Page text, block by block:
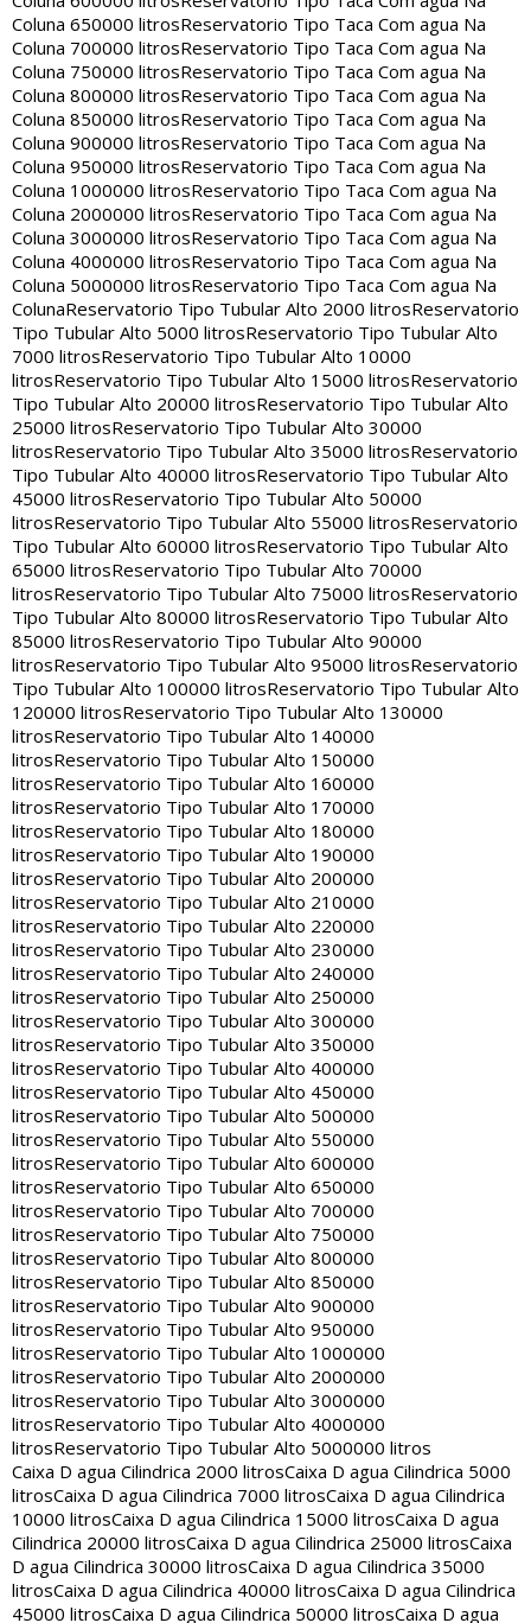
Coluna 650000 litrosReservatorio Tipo Taca Com agua Na
Coluna 700000 litrosReservatorio Tipo Taca Com agua Na
Coluna 750000 litrosReservatorio Tipo Taca Com agua Na
Coluna 800000 litrosReservatorio Tipo Taca Com agua Na
Coluna 850000 litrosReservatorio Tipo Taca Com agua Na
Coluna 900000 litrosReservatorio Tipo Taca Com agua Na
Coluna 950000 litrosReservatorio Tipo Taca Com agua Na
Coluna 1000000 litrosReservatorio Tipo Taca Com agua Na
Coluna 2000000 litrosReservatorio Tipo Taca Com agua Na
Coluna 3000000 litrosReservatorio Tipo Taca Com agua Na
Coluna 4000000 litrosReservatorio Tipo Taca Com agua Na
Coluna 5000000 litrosReservatorio Tipo Taca Com agua Na
ColunaReservatorio Tipo Tubular Alto 2000 litrosReservatorio
Tipo Tubular Alto 5000 litrosReservatorio Tipo Tubular Alto
7000 litrosReservatorio Tipo Tubular Alto 10000
litrosReservatorio Tipo Tubular Alto 15000 litrosReservatorio
Tipo Tubular Alto 20000 litrosReservatorio Tipo Tubular Alto
25000 litrosReservatorio Tipo Tubular Alto 30000
litrosReservatorio Tipo Tubular Alto 35000 litrosReservatorio
Tipo Tubular Alto 40000 litrosReservatorio Tipo Tubular Alto
45000 litrosReservatorio Tipo Tubular Alto 50000
litrosReservatorio Tipo Tubular Alto 55000 litrosReservatorio
Tipo Tubular Alto 60000 litrosReservatorio Tipo Tubular Alto
65000 litrosReservatorio Tipo Tubular Alto 70000
litrosReservatorio Tipo Tubular Alto 75000 litrosReservatorio
Tipo Tubular Alto 80000 litrosReservatorio Tipo Tubular Alto
85000 litrosReservatorio Tipo Tubular Alto 90000
litrosReservatorio Tipo Tubular Alto 95000 litrosReservatorio
Tipo Tubular Alto 100000 litrosReservatorio Tipo Tubular Alto
120000 litrosReservatorio Tipo Tubular Alto 130000
litrosReservatorio Tipo Tubular Alto 140000
litrosReservatorio Tipo Tubular Alto 150000
litrosReservatorio Tipo Tubular Alto 160000
litrosReservatorio Tipo Tubular Alto 170000
litrosReservatorio Tipo Tubular Alto 180000
litrosReservatorio Tipo Tubular Alto 190000
litrosReservatorio Tipo Tubular Alto 200000
litrosReservatorio Tipo Tubular Alto 210000
litrosReservatorio Tipo Tubular Alto 220000
litrosReservatorio Tipo Tubular Alto 230000
litrosReservatorio Tipo Tubular Alto 240000
litrosReservatorio Tipo Tubular Alto 250000
litrosReservatorio Tipo Tubular Alto 300000
litrosReservatorio Tipo Tubular Alto 350000
litrosReservatorio Tipo Tubular Alto 400000
litrosReservatorio Tipo Tubular Alto 450000
litrosReservatorio Tipo Tubular Alto 500000
litrosReservatorio Tipo Tubular Alto 550000
litrosReservatorio Tipo Tubular Alto 600000
litrosReservatorio Tipo Tubular Alto 650000
litrosReservatorio Tipo Tubular Alto 700000
litrosReservatorio Tipo Tubular Alto 750000
litrosReservatorio Tipo Tubular Alto 800000
litrosReservatorio Tipo Tubular Alto 850000
litrosReservatorio Tipo Tubular Alto 900000
litrosReservatorio Tipo Tubular Alto 950000
litrosReservatorio Tipo Tubular Alto 1000000
litrosReservatorio Tipo Tubular Alto 2000000
litrosReservatorio Tipo Tubular Alto 3000000
litrosReservatorio Tipo Tubular Alto 4000000
litrosReservatorio Tipo Tubular Alto 5000000 litros
Caixa D agua Cilindrica 2000 litrosCaixa D agua Cilindrica 5000
litrosCaixa D agua Cilindrica 7000 litrosCaixa D agua Cilindrica
10000 litrosCaixa D agua Cilindrica 15000 litrosCaixa D agua
Cilindrica 20000 litrosCaixa D agua Cilindrica 25000 litrosCaixa
D agua Cilindrica 30000 litrosCaixa D agua Cilindrica 35000
litrosCaixa D agua Cilindrica 40000 litrosCaixa D agua Cilindrica
45000 litrosCaixa D agua Cilindrica 50000 litrosCaixa D agua